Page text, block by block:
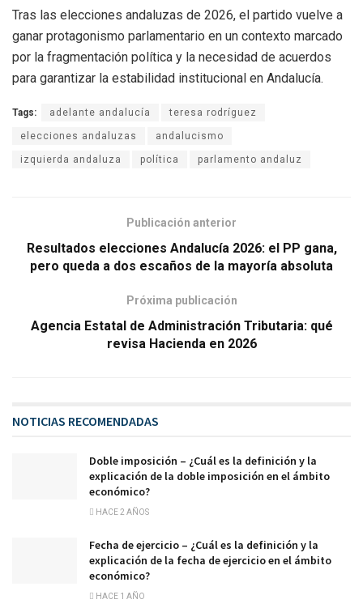
Tras las elecciones andaluzas de 2026, el partido vuelve a
ganar protagonismo parlamentario en un contexto marcado
por la fragmentación política y la necesidad de acuerdos
para garantizar la estabilidad institucional en Andalucía.
Tags: adelante andalucía teresa rodríguez
elecciones andaluzas andalucismo
izquierda andaluza política parlamento andaluz
Publicación anterior
Resultados elecciones Andalucía 2026: el PP gana,
pero queda a dos escaños de la mayoría absoluta
Próxima publicación
Agencia Estatal de Administración Tributaria: qué
revisa Hacienda en 2026
NOTICIAS RECOMENDADAS
Doble imposición – ¿Cuál es la definición y la
explicación de la doble imposición en el ámbito
económico?
HACE 2 AÑOS
Fecha de ejercicio – ¿Cuál es la definición y la
explicación de la fecha de ejercicio en el ámbito
económico?
HACE 1 AÑO